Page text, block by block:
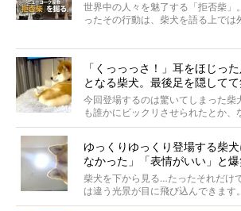
※画像はすべてイメージです
※この記事は個人の感想であり、効果・効
世界中の人々を魅了する「拒否柴」
ったその行動は、柴犬を語る上では
否柴がここまで話題になるのは、“
がるのでしょうか。
最近版画製作を始めた、お笑いコン
屋敷裕政さんに、拒否柴を掘って
タビューと合わせてご覧ください。
「くっっっさ！」耳をほじっ
となる柴犬。最後足を隠してて
今回登場するのは驚いてしまった柴
も誰かにビックリさせられたとか、
起きたとか、そういうことが原因で
ゆっくりゆっくり登場する柴
なかった」「表情がいい」と爆
柴犬を下から見る…たったそれだけ
は違う光景が目に飛び込んできます
つぶらに見え、モフモフのお顔はさ